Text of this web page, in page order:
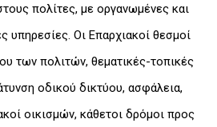
πολίτες, με οργανωμένες και
υπηρεσίες. Οι Επαρχιακοί θεσμοί
των πολιτών, θεματικές-τοπικές
οδικού δικτύου, ασφάλεια,
οικισμών, κάθετοι δρόμοι προς